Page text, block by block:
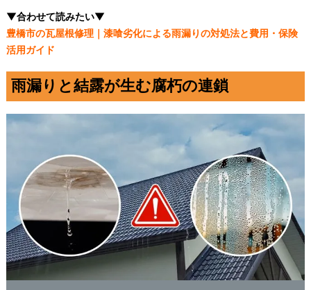
▼合わせて読みたい▼
豊橋市の瓦屋根修理｜漆喰劣化による雨漏りの対処法と費用・保険
活用ガイド
雨漏りと結露が生む腐朽の連鎖